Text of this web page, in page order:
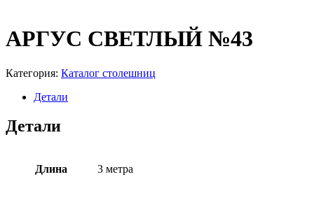
АРГУС СВЕТЛЫЙ №43
Категория: Каталог столешниц
Детали
Детали
Длина 3 метра